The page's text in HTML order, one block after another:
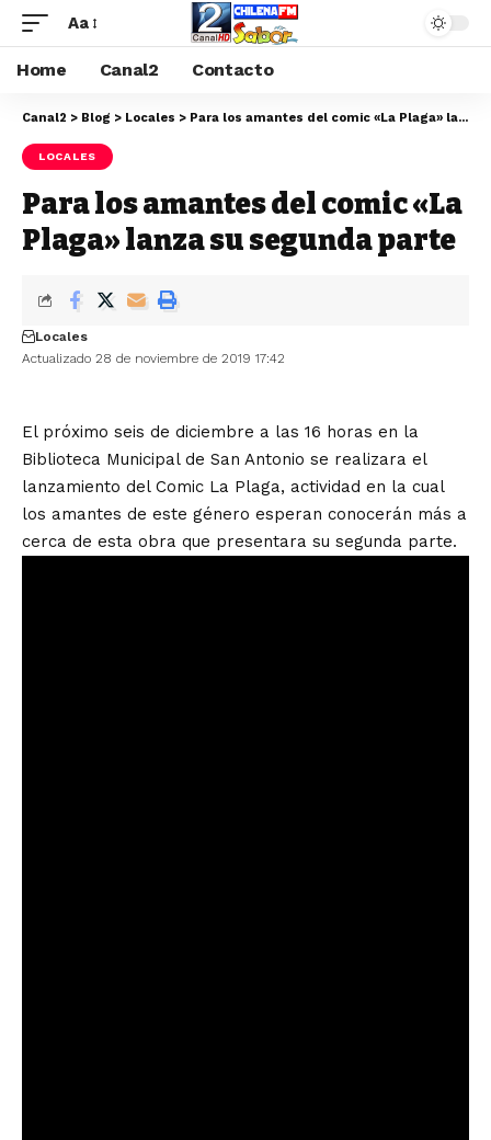
Aa
Home Canal2 Contacto
Canal2 > Blog > Locales > Para los amantes del comic «La Plaga» lanza su segunda parte
LOCALES
Para los amantes del comic «La
Plaga» lanza su segunda parte
Actualizado 28 de noviembre de 2019 17:42
Locales
El próximo seis de diciembre a las 16 horas en la
Biblioteca Municipal de San Antonio se realizara el
lanzamiento del Comic La Plaga, actividad en la cual
los amantes de este género esperan conocerán más a
cerca de esta obra que presentara su segunda parte.